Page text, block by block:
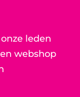
leden
webshop